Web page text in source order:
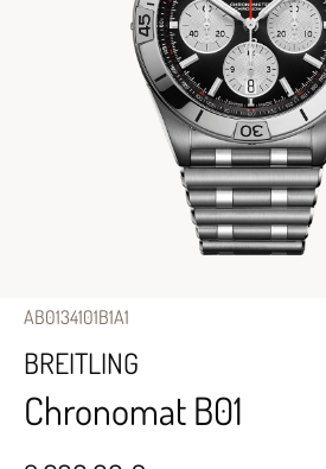
AB0134101B1A1
BREITLING
Chronomat B01